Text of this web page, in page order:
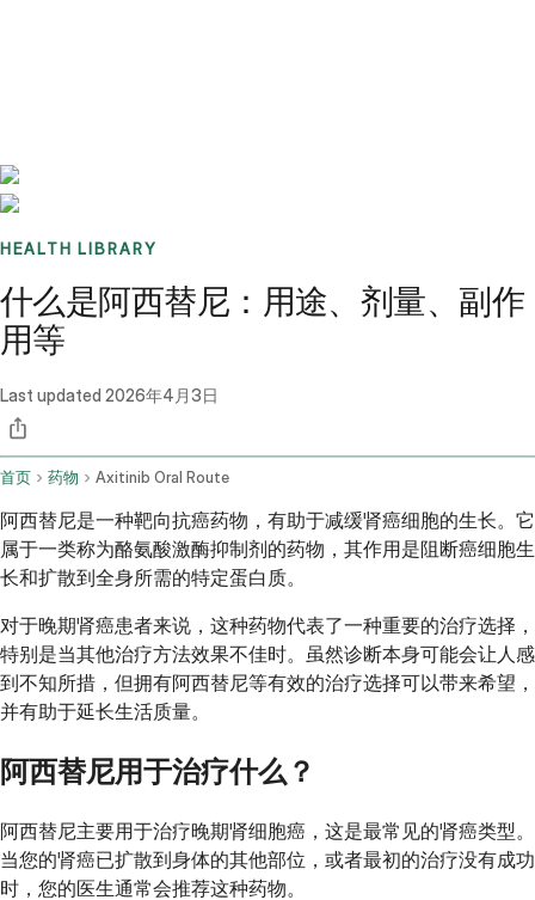
HEALTH LIBRARY
什么是阿西替尼：用途、剂量、副作
用等
Last updated 2026年4月3日
首页 药物 Axitinib Oral Route
阿西替尼是一种靶向抗癌药物，有助于减缓肾癌细胞的生长。它
属于一类称为酪氨酸激酶抑制剂的药物，其作用是阻断癌细胞生
长和扩散到全身所需的特定蛋白质。
对于晚期肾癌患者来说，这种药物代表了一种重要的治疗选择，
特别是当其他治疗方法效果不佳时。虽然诊断本身可能会让人感
到不知所措，但拥有阿西替尼等有效的治疗选择可以带来希望，
并有助于延长生活质量。
阿西替尼用于治疗什么？
阿西替尼主要用于治疗晚期肾细胞癌，这是最常见的肾癌类型。
当您的肾癌已扩散到身体的其他部位，或者最初的治疗没有成功
时，您的医生通常会推荐这种药物。